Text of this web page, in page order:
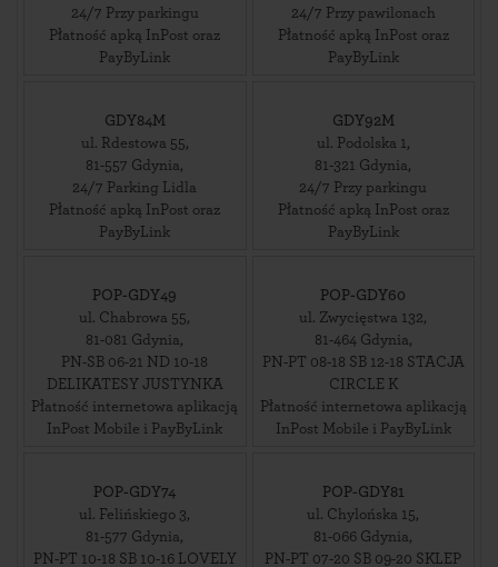
24/7 Przy parkingu
Płatność apką InPost oraz
PayByLink
24/7 Przy pawilonach
Płatność apką InPost oraz
PayByLink
GDY84M
ul. Rdestowa 55,
81-557 Gdynia,
24/7 Parking Lidla
Płatność apką InPost oraz
PayByLink
GDY92M
ul. Podolska 1,
81-321 Gdynia,
24/7 Przy parkingu
Płatność apką InPost oraz
PayByLink
POP-GDY49
ul. Chabrowa 55,
81-081 Gdynia,
PN-SB 06-21 ND 10-18
DELIKATESY JUSTYNKA
Płatność internetowa aplikacją
InPost Mobile i PayByLink
POP-GDY60
ul. Zwycięstwa 132,
81-464 Gdynia,
PN-PT 08-18 SB 12-18 STACJA
CIRCLE K
Płatność internetowa aplikacją
InPost Mobile i PayByLink
POP-GDY74
ul. Felińskiego 3,
81-577 Gdynia,
PN-PT 10-18 SB 10-16 LOVELY
POP-GDY81
ul. Chylońska 15,
81-066 Gdynia,
PN-PT 07-20 SB 09-20 SKLEP